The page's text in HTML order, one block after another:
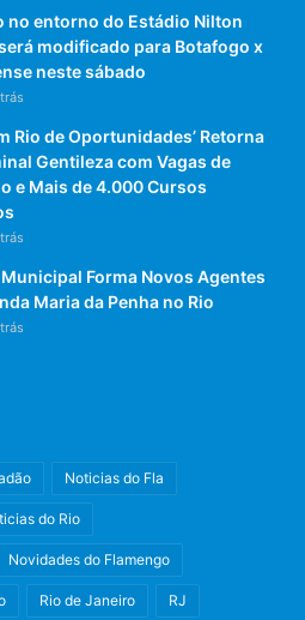
no entorno do Estádio Nilton
modificado para Botafogo x
neste sábado
Rio de Oportunidades’ Retorna
Gentileza com Vagas de
e Mais de 4.000 Cursos
Forma Novos Agentes
Maria da Penha no Rio
Noticias do Fla
do Rio
Novidades do Flamengo
Rio de Janeiro RJ